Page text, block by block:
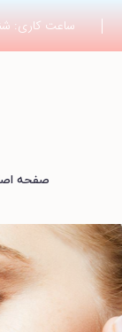
ساعت کاری: شنبه تا
صفحه